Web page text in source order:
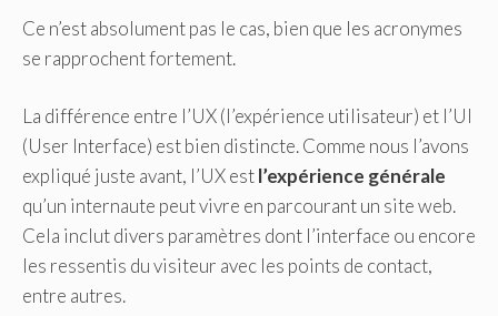
Ce n’est absolument pas le cas, bien que les acronymes
se rapprochent fortement.
La différence entre l’UX (l’expérience utilisateur) et l’UI
(User Interface) est bien distincte. Comme nous l’avons
expliqué juste avant, l’UX estl’expérience générale
qu’un internaute peut vivre en parcourant un site web.
Cela inclut divers paramètres dont l’interface ou encore
les ressentis du visiteur avec les points de contact,
entre autres.